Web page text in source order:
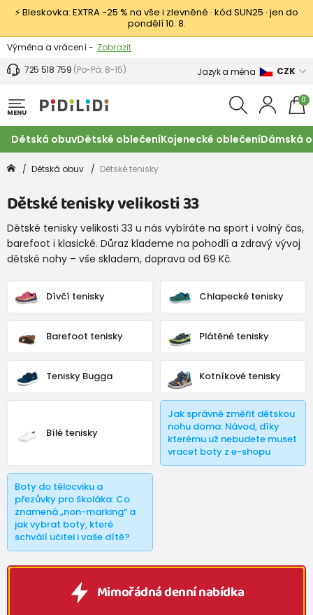
⚡ Bleskovka: EXTRA −25 % na vše i zlevněné · kód SUN25 · jen do
pondělí 10. 8.
Výměna a vrácení - Zobrazit
Sleva 100 Kč na první nákup -
725 518 759 (Po-Pá: 8-15) Jazyk a měna CZK
MENU
0
Dětská obuvDětské oblečeníKojenecké oblečeníDámská
Dětská obuv Dětské tenisky
Dětské tenisky velikosti 33
Dětské tenisky velikosti 33 u nás vybíráte na sport i volný čas,
barefoot i klasické. Důraz klademe na pohodlí a zdravý vývoj
dětské nohy – vše skladem, doprava od 69 Kč.
Dívčí tenisky Chlapecké tenisky
Barefoot tenisky Plátěné tenisky
Tenisky Bugga Kotníkové tenisky
Bílé tenisky
Jak správně změřit dětskou
nohu doma: Návod, díky
kterému už nebudete muset
vracet boty z e-shopu
Boty do tělocviku a
přezůvky pro školáka: Co
znamená „non-marking“ a
jak vybrat boty, které
schválí učitel i vaše dítě?
Mimořádná denní nabídka